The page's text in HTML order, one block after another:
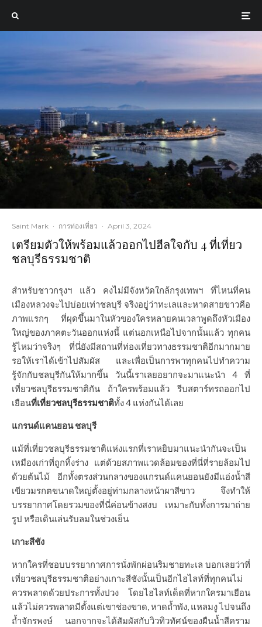
Saint Mark · การท่องเที่ยว · April 3, 2024
เตรียมตัวให้พร้อมแล้วออกไปฮีลใจกับ 4 ที่เที่ยว
ชลบุรีธรรมชาติ
สำหรับชาวกรุงฯ แล้ว คงไม่มีจังหวัดใกล้กรุงเทพฯ ที่ไหนที่คน
เมืองหลวงจะไปบ่อยเท่าชลบุรี จริงอยู่ว่าทะเลและหาดสายขาวคือ
ภาพแรกๆ ที่ผุดขึ้นมาในหัวของใครหลายคนเวลาพูดถึงหัวเมือง
ใหญ่ของภาคตะวันออกแห่งนี้ แต่นอกเหนือไปจากนั้นแล้ว ทุกคน
รู้ไหมว่าจริงๆ ที่นี่ยังมีสถานที่ท่องเที่ยวทางธรรมชาติอีกมากมาย
รอให้เราได้เข้าไปสัมผัส และเพื่อเป็นการพาทุกคนไปทำความ
รู้จักกับชลบุรีกันให้มากขึ้น วันนี้เราเลยอยากจะมาแนะนำ 4 ที่
เที่ยวชลบุรีธรรมชาติกัน ถ้าใครพร้อมแล้ว รีบสตาร์ทรถออกไป
เยือนที่เที่ยวชลบุรีธรรมชาติทั้ง 4 แห่งกันได้เลย
แกรนด์แคนยอน ชลบุรี
แม้ที่เที่ยวชลบุรีธรรมชาติแห่งแรกที่เราหยิบมาแนะนำกันจะเป็น
เหมืองเก่าที่ถูกทิ้งร่าง แต่ด้วยสภาพแวดล้อมของที่นี่ที่รายล้อมไป
ด้วยต้นไม้ อีกทั้งตรงส่วนกลางของแกรนด์แคนยอนยังมีแอ่งน้ำสี
เขียวมรกตขนาดใหญ่ตั้งอยู่ท่ามกลางหน้าผาสีขาว จึงทำให้
บรรยากาศโดยรวมของที่นี่ค่อนข้างสงบ เหมาะกับทั้งการมาถ่าย
รูป หรือเดินเล่นรับลมในช่วงเย็น
เกาะสีชัง
หากใครที่ชอบบรรยากาศการนั่งพักผ่อนริมชายทะเล บอกเลยว่าที่
เที่ยวชลบุรีธรรมชาติอย่างเกาะสีชังนั้นเป็นอีกไฮไลท์ที่ทุกคนไม่
ควรพลาดด้วยประการทั้งปวง โดยไฮไลท์เด็ดที่หากใครมาเยือน
แล้วไม่ควรพลาดมีตั้งแต่เขาช่องขาด, หาดถ้ำพัง, แหลมงู ไปจนถึง
ถ้ำจักรพงษ์ นอกจากจะได้สัมผัสกับวิวทิวทัศน์ของผืนน้ำสีคราม